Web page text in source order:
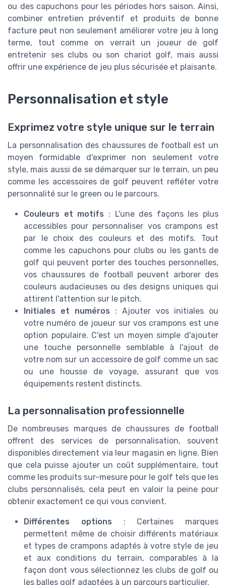
ou des capuchons pour les périodes hors saison. Ainsi,
combiner entretien préventif et produits de bonne
facture peut non seulement améliorer votre jeu à long
terme, tout comme on verrait un joueur de golf
entretenir ses clubs ou son chariot golf, mais aussi
offrir une expérience de jeu plus sécurisée et plaisante.
Personnalisation et style
Exprimez votre style unique sur le terrain
La personnalisation des chaussures de football est un
moyen formidable d'exprimer non seulement votre
style, mais aussi de se démarquer sur le terrain, un peu
comme les accessoires de golf peuvent refléter votre
personnalité sur le green ou le parcours.
Couleurs et motifs : L'une des façons les plus
accessibles pour personnaliser vos crampons est
par le choix des couleurs et des motifs. Tout
comme les capuchons pour clubs ou les gants de
golf qui peuvent porter des touches personnelles,
vos chaussures de football peuvent arborer des
couleurs audacieuses ou des designs uniques qui
attirent l'attention sur le pitch.
Initiales et numéros : Ajouter vos initiales ou
votre numéro de joueur sur vos crampons est une
option populaire. C'est un moyen simple d'ajouter
une touche personnelle semblable à l'ajout de
votre nom sur un accessoire de golf comme un sac
ou une housse de voyage, assurant que vos
équipements restent distincts.
La personnalisation professionnelle
De nombreuses marques de chaussures de football
offrent des services de personnalisation, souvent
disponibles directement via leur magasin en ligne. Bien
que cela puisse ajouter un coût supplémentaire, tout
comme les produits sur-mesure pour le golf tels que les
clubs personnalisés, cela peut en valoir la peine pour
obtenir exactement ce qui vous convient.
Différentes options : Certaines marques
permettent même de choisir différents matériaux
et types de crampons adaptés à votre style de jeu
et aux conditions du terrain, comparables à la
façon dont vous sélectionnez les clubs de golf ou
les balles golf adaptées à un parcours particulier.